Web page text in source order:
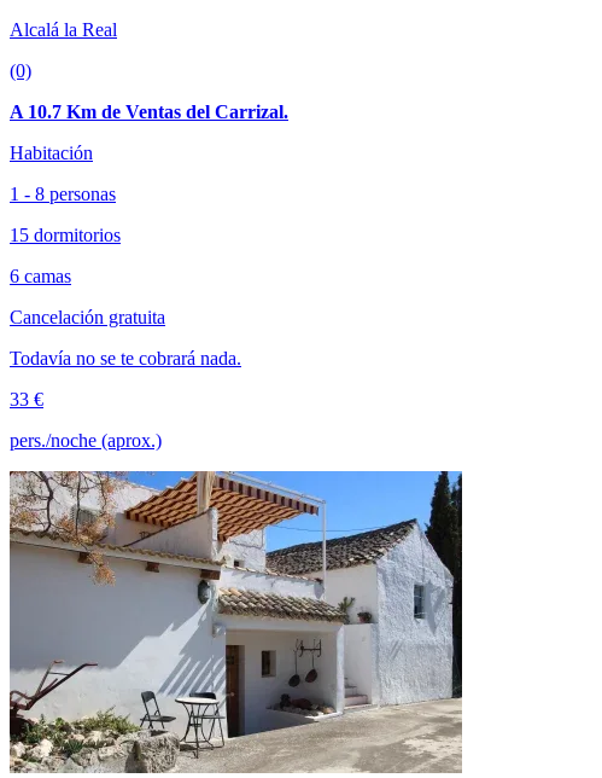
Alcalá la Real
(0)
A 10.7 Km de Ventas del Carrizal.
Habitación
1 - 8 personas
15 dormitorios
6 camas
Cancelación gratuita
Todavía no se te cobrará nada.
33 €
pers./noche (aprox.)